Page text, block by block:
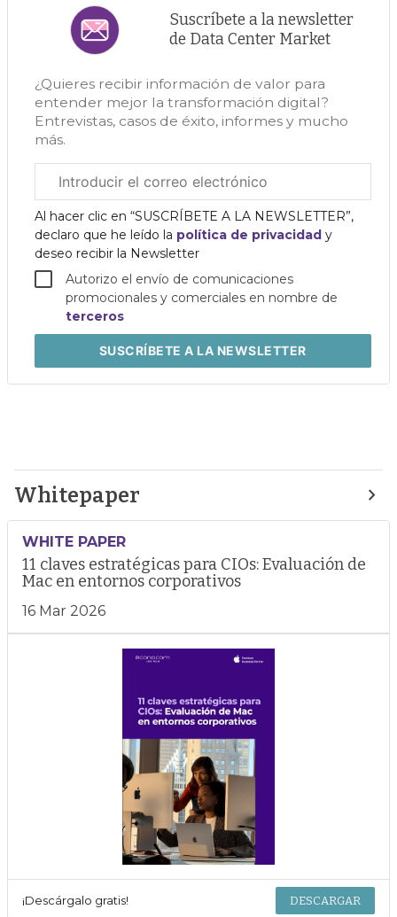
Suscríbete a la newsletter
de Data Center Market
¿Quieres recibir información de valor para
entender mejor la transformación digital?
Entrevistas, casos de éxito, informes y mucho
más.
electrónico
corporativo
Al hacer clic en “SUSCRÍBETE A LA NEWSLETTER”,
declaro que he leído la política de privacidad y
deseo recibir la Newsletter
Autorizo el envío de comunicaciones
promocionales y comerciales en nombre de
terceros
SUSCRÍBETEA LA NEWSLETTER
Whitepaper
WHITE PAPER
11 claves estratégicas para CIOs: Evaluación de
Mac en entornos corporativos
16 Mar 2026
¡Descárgalo gratis! DESCARGAR